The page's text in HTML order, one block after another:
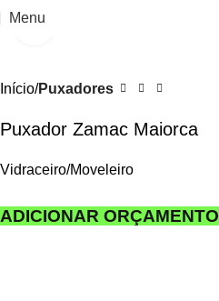
Menu
Início Puxadores
Puxador Zamac Maiorca
Vidraceiro/Moveleiro
ADICIONAR ORÇAMENTO